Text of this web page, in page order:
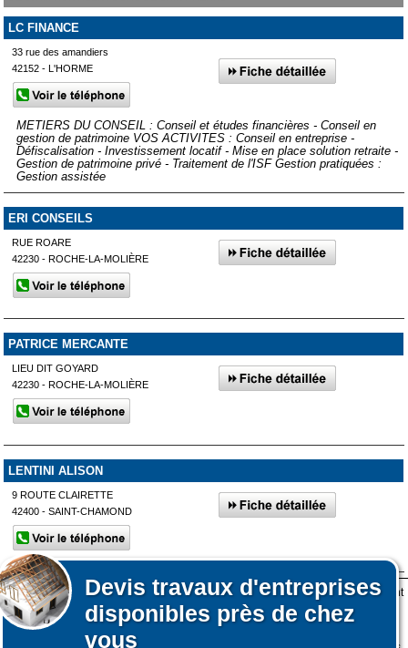
Devis travaux d'entreprises
disponibles près de chez
vous
LC FINANCE
33 rue des amandiers
42152 - L'HORME
METIERS DU CONSEIL : Conseil et études financières - Conseil en
gestion de patrimoine VOS ACTIVITES : Conseil en entreprise -
Défiscalisation - Investissement locatif - Mise en place solution retraite -
Gestion de patrimoine privé - Traitement de l'ISF Gestion pratiquées :
Gestion assistée
ERI CONSEILS
RUE ROARE
42230 - ROCHE-LA-MOLIÈRE
PATRICE MERCANTE
LIEU DIT GOYARD
42230 - ROCHE-LA-MOLIÈRE
LENTINI ALISON
9 ROUTE CLAIRETTE
42400 - SAINT-CHAMOND
Afficher plus de prestataires dans un rayon de 50km autour de
Saint-Héand
Affiner votre recherche
Lors de votre visite sur notre site des fichiers informatiques nommés cookies sont
déposés sur votre terminal. Ces cookies sont utilisés pour la navigation, le
fonctionnement du site et les mesures d'audience pour l'éditeur.